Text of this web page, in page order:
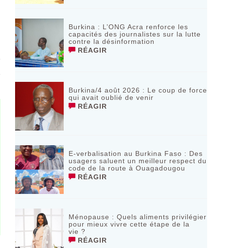
Burkina : L’ONG Acra renforce les
capacités des journalistes sur la lutte
contre la désinformation
RÉAGIR
Burkina/4 août 2026 : Le coup de force
qui avait oublié de venir
RÉAGIR
E-verbalisation au Burkina Faso : Des
usagers saluent un meilleur respect du
code de la route à Ouagadougou
RÉAGIR
Ménopause : Quels aliments privilégier
pour mieux vivre cette étape de la
vie ?
RÉAGIR